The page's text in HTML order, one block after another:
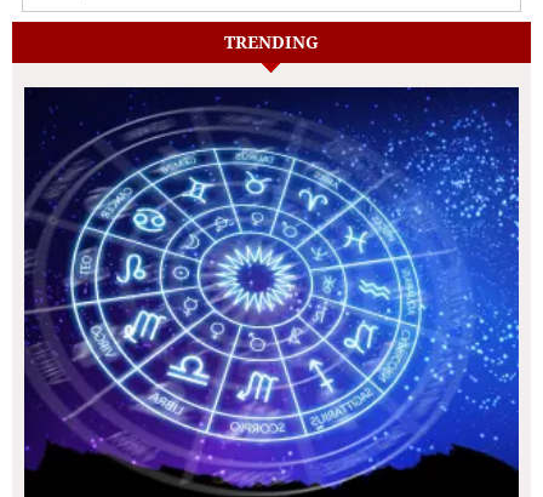
TRENDING